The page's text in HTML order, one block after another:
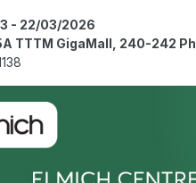
- 22/03/2026
TTTM GigaMall, 240-242